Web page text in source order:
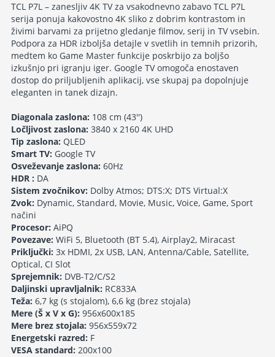
TCL P7L – zanesljiv 4K TV za vsakodnevno zabavo TCL P7L
serija ponuja kakovostno 4K sliko z dobrim kontrastom in
živimi barvami za prijetno gledanje filmov, serij in TV vsebin.
Podpora za HDR izboljša detajle v svetlih in temnih prizorih,
medtem ko Game Master funkcije poskrbijo za boljšo
izkušnjo pri igranju iger. Google TV omogoča enostaven
dostop do priljubljenih aplikacij, vse skupaj pa dopolnjuje
eleganten in tanek dizajn.
Diagonala zaslona: 108 cm (43'')
Ločljivost zaslona: 3840 x 2160 4K UHD
Tip zaslona: QLED
Smart TV: Google TV
Osveževanje zaslona: 60Hz
HDR : DA
Sistem zvočnikov: Dolby Atmos; DTS:X; DTS Virtual:X
Zvok: Dynamic, Standard, Movie, Music, Voice, Game, Sport
načini
Procesor: AiPQ
Povezave: WiFi 5, Bluetooth (BT 5.4), Airplay2, Miracast
Priključki: 3x HDMI, 2x USB, LAN, Antenna/Cable, Satellite,
Optical, CI Slot
Sprejemnik: DVB-T2/C/S2
Daljinski upravljalnik: RC833A
Teža: 6,7 kg (s stojalom), 6,6 kg (brez stojala)
Mere (Š x V x G): 956x600x185
Mere brez stojala: 956x559x72
Energetski razred: F
VESA standard: 200x100